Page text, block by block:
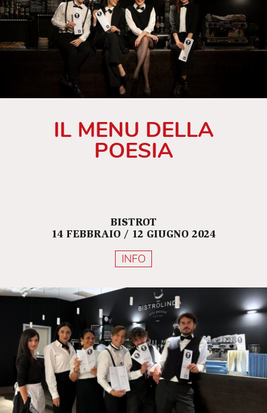
IL MENU DELLA
POESIA
BISTROT
14 FEBBRAIO / 12 GIUGNO 2024
INFO